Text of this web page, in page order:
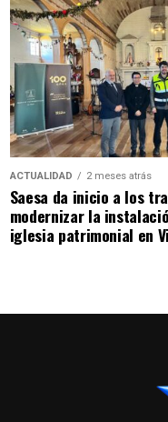
ACTUALIDAD 2 meses atrás
Saesa da inicio a los
modernizar la
iglesia patrimonial en